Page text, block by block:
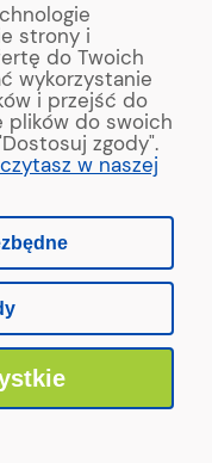
Producent Maszyn
strony i
do Twoich
wykorzystanie
i przejść do
plików do swoich
zgody".
w naszej